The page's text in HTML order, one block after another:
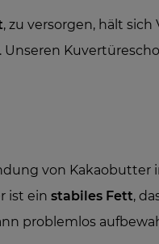
, zu versorgen, hält
von Kakaobutter
ist einstabiles Fett,
problemlos